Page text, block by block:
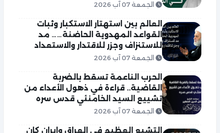
الجمعة 07 آب 2026
العالم بين استهتار الاستكبار وثبات
القواعد المهدوية الحاضنة…… مد
للاستنزاف وجزر للاقتدار والاستعداد
الجمعة 07 آب 2026
الحرب الناعمة تسقط بالضربة
القاضية.. قراءة في ذهول الأعداء من
تشييع السيد الخامنئي قدس سره
الجمعة 07 آب 2026
التشيع العظيم في العراق وايران كان